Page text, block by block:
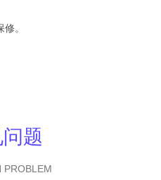
。
题
PROBLEM